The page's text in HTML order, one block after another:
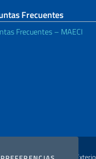
Frecuentes
Frecuentes – MAECI
Ministerio de Relaciones